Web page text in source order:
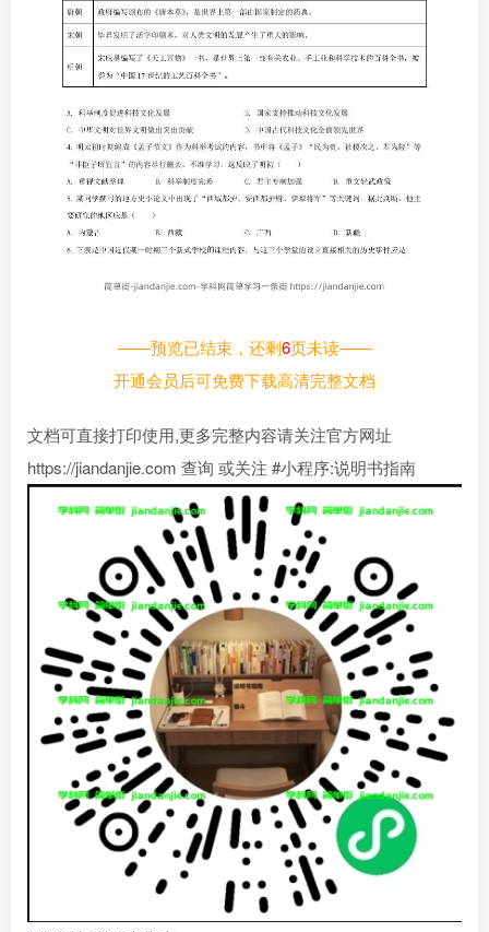
——预览已结束，还剩6页未读——
开通会员后可免费下载高清完整文档
文档可直接打印使用,更多完整内容请关注官方网址
https://jiandanjie.com 查询 或关注 #小程序:说明书指南